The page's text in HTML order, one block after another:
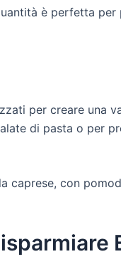
è perfetta
per creare una
di pasta o per
caprese, con